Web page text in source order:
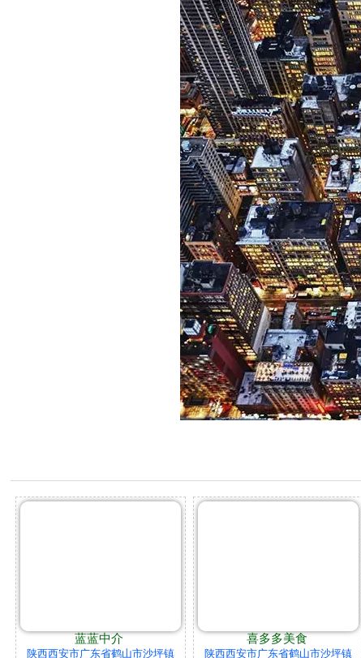
蓝蓝中介
陕西西安市广东省鹤山市沙坪镇
喜多多美食
陕西西安市广东省鹤山市沙坪镇